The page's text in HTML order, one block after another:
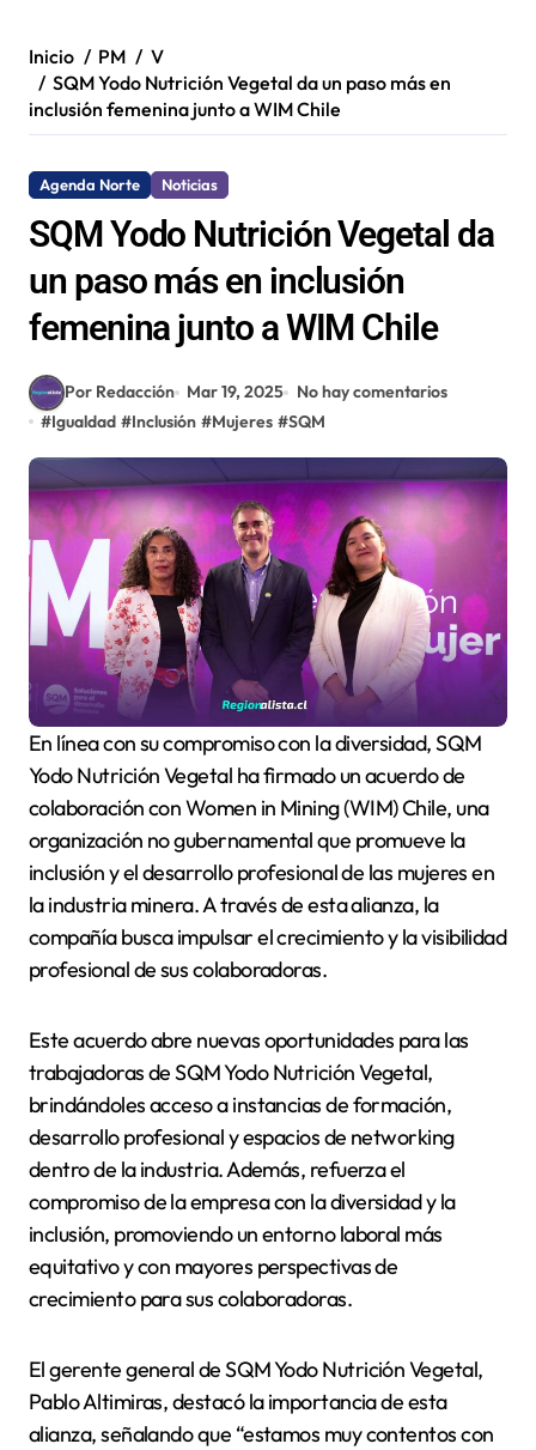
Inicio PM
V
SQM Yodo Nutrición Vegetal da un paso más en
inclusión femenina junto a WIM Chile
Agenda Norte Noticias
SQM Yodo Nutrición Vegetal da
un paso más en inclusión
femenina junto a WIM Chile
Por Redacción Mar 19, 2025
No hay comentarios
#Igualdad #Inclusión #Mujeres #SQM
En línea con su compromiso con la diversidad, SQM
Yodo Nutrición Vegetal ha firmado un acuerdo de
colaboración con Women in Mining (WIM) Chile, una
organización no gubernamental que promueve la
inclusión y el desarrollo profesional de las mujeres en
la industria minera. A través de esta alianza, la
compañía busca impulsar el crecimiento y la visibilidad
profesional de sus colaboradoras.
Este acuerdo abre nuevas oportunidades para las
trabajadoras de SQM Yodo Nutrición Vegetal,
brindándoles acceso a instancias de formación,
desarrollo profesional y espacios de networking
dentro de la industria. Además, refuerza el
compromiso de la empresa con la diversidad y la
inclusión, promoviendo un entorno laboral más
equitativo y con mayores perspectivas de
crecimiento para sus colaboradoras.
El gerente general de SQM Yodo Nutrición Vegetal,
Pablo Altimiras, destacó la importancia de esta
alianza, señalando que “estamos muy contentos con